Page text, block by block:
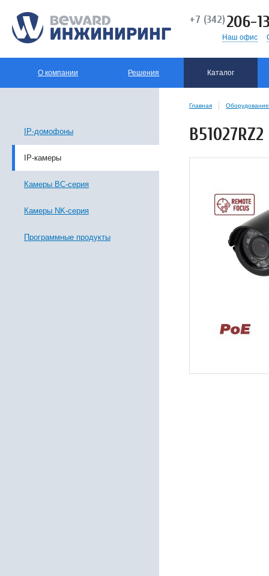
+7 (342)206-
Наш офис
О компании Решения Каталог
IP-домофоны
IP-камеры
Камеры BC-серия
Камеры NK-серия
Программные продукты
Главная Оборудование
B51027RZ2